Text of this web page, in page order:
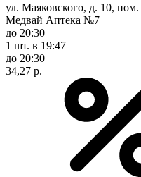
ул. Маяковского, д. 10,
Медвай Аптека №7
до 20:30
1 шт. в 19:47
до 20:30
34,27 р.